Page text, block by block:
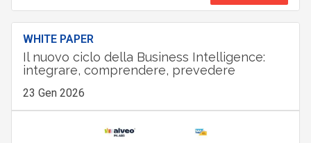
WHITE PAPER
Il nuovo ciclo della Business Intelligence:
integrare, comprendere, prevedere
23 Gen 2026